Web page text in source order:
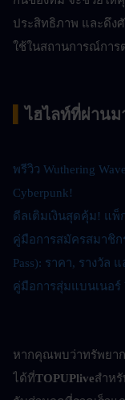
ประสิทธิภาพ และดึง
ใช้ในสถานการณ์กา
▍ไฮไลท์ที่ผ่านม
พรีวิว Wuthering
Cyberpunk!
ดีลเติมเงินสุดคุ้ม! แพ็
คู่มือการสมัครสมาชิก
Pass): ราคา, รางวัล
คู่มือการสุ่มแบนเนอร์
หากคุณพบว่าทรัพยา
ได้ที่TOPUPliveสำหรั